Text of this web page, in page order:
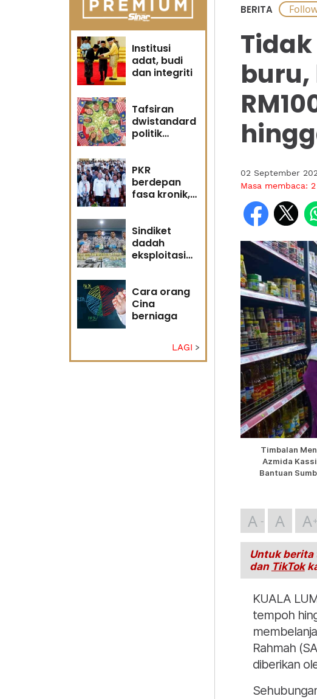
Institusi
adat, budi
dan integriti
Tafsiran
dwistandard
politik
PKR
berdepan
fasa kronik,
memihak
Anwar?
Sindiket
dadah
eksploitasi
Cara orang
Cina
berniaga
LAGI
BERITA
buru,
02 September
Masa membaca: 2
Timbalan
Azmida
Bantuan
A A A
Untuk
dan TikTok
KUALA
tempoh
Rahmah
diberikan